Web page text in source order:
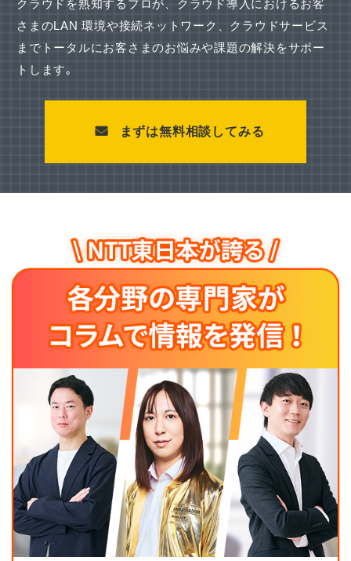
クラウドを熟知するプロが、クラウド導入におけるお客
さまのLAN 環境や接続ネットワーク、
クラウドサービス
までトータルにお客さまのお悩みや課題の解決をサポー
トします｡
まずは無料相談してみる